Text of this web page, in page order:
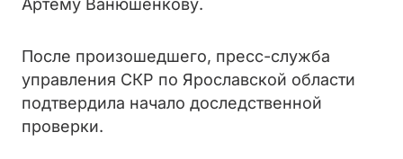
Артёму Ванюшенкову.
После произошедшего, пресс-служба
управления СКР по Ярославской области
подтвердила начало доследственной
проверки.